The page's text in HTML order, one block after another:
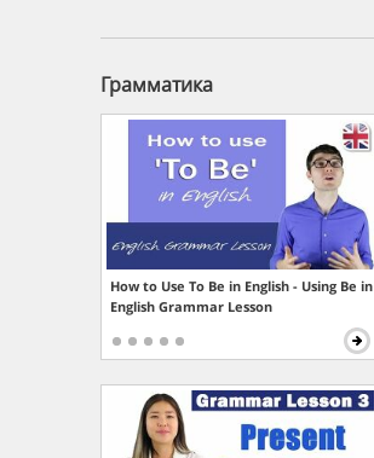
Грамматика
How to Use To Be in English - Using Be in
English Grammar Lesson